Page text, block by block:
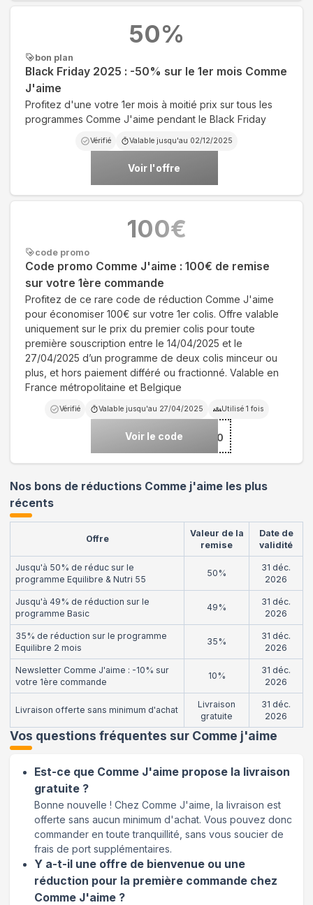
bon plan
Black Friday 2025 : -50% sur le 1er mois Comme
J'aime
Profitez d'une votre 1er mois à moitié prix sur tous les
programmes Comme J'aime pendant le Black Friday
Vérifié Valable jusqu'au 02/12/2025
Voir l'offre
50%
code promo
Code promo Comme J'aime : 100€ de remise
sur votre 1ère commande
Profitez de ce rare code de réduction Comme J'aime
pour économiser 100€ sur votre 1er colis. Offre valable
uniquement sur le prix du premier colis pour toute
première souscription entre le 14/04/2025 et le
27/04/2025 d’un programme de deux colis minceur ou
plus, et hors paiement différé ou fractionné. Valable en
France métropolitaine et Belgique
Vérifié Valable jusqu'au 27/04/2025 Utilisé 1 fois
Voir le code ***00
100€
Nos bons de réductions Comme j'aime les plus
récents
Offre
Valeur de la
remise
Date de
validité
Jusqu'à 50% de réduc sur le
programme Equilibre & Nutri 55
50%
31 déc.
2026
Jusqu'à 49% de réduction sur le
programme Basic
49%
31 déc.
2026
35% de réduction sur le programme
Equilibre 2 mois
35%
31 déc.
2026
Newsletter Comme J'aime : -10% sur
votre 1ère commande
10%
31 déc.
2026
Livraison offerte sans minimum d'achat
Livraison
gratuite
31 déc.
2026
Vos questions fréquentes sur Comme j'aime
Est-ce que Comme J'aime propose la livraison
gratuite ?
Bonne nouvelle ! Chez Comme J'aime, la livraison est
offerte sans aucun minimum d'achat. Vous pouvez donc
commander en toute tranquillité, sans vous soucier de
frais de port supplémentaires.
Y a-t-il une offre de bienvenue ou une
réduction pour la première commande chez
Comme J'aime ?